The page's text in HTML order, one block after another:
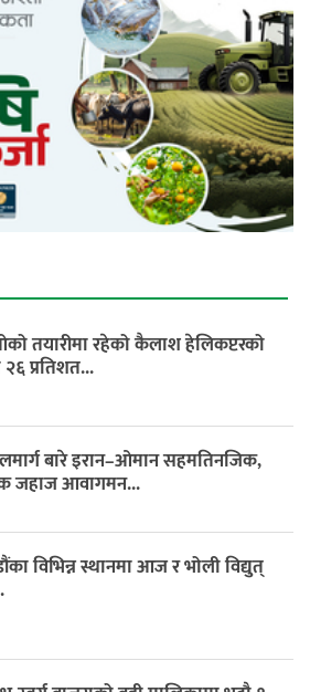
तयारीमा रहेको कैलाश हेलिकप्टरको
प्रतिशत...
बारे इरान–ओमान सहमतिनजिक,
जहाज आवागमन...
विभिन्न स्थानमा आज र भोली विद्युत्